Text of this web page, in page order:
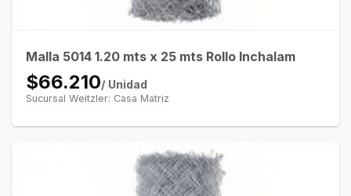
Malla 5014 1.20 mts x 25 mts Rollo Inchalam
$66.210/ Unidad
Sucursal Weitzler: Casa Matriz